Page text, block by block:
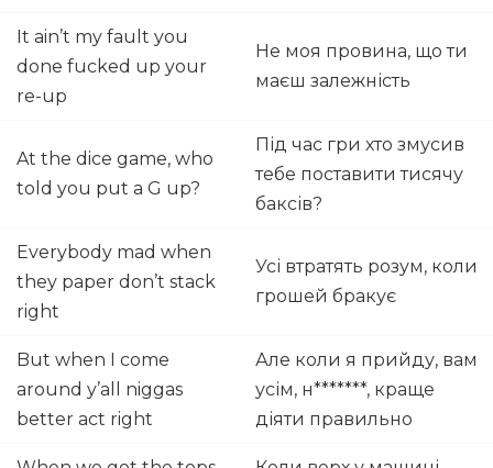
It ain’t my fault you
done fucked up your
re-up
Не моя провина, що ти
маєш залежність
At the dice game, who
told you put a G up?
Під час гри хто змусив
тебе поставити тисячу
баксів?
Everybody mad when
they paper don’t stack
right
Усі втратять розум, коли
грошей бракує
But when I come
around y’all niggas
better act right
Але коли я прийду, вам
усім, н*******, краще
діяти правильно